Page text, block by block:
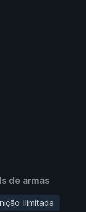
de armas
Ilimitada